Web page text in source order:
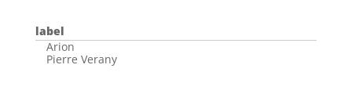
label
Arion
Pierre Verany